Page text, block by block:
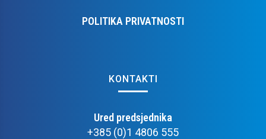
POLITIKA PRIVATNOSTI
KONTAKTI
Ured predsjednika
+385 (0)1 4806 555